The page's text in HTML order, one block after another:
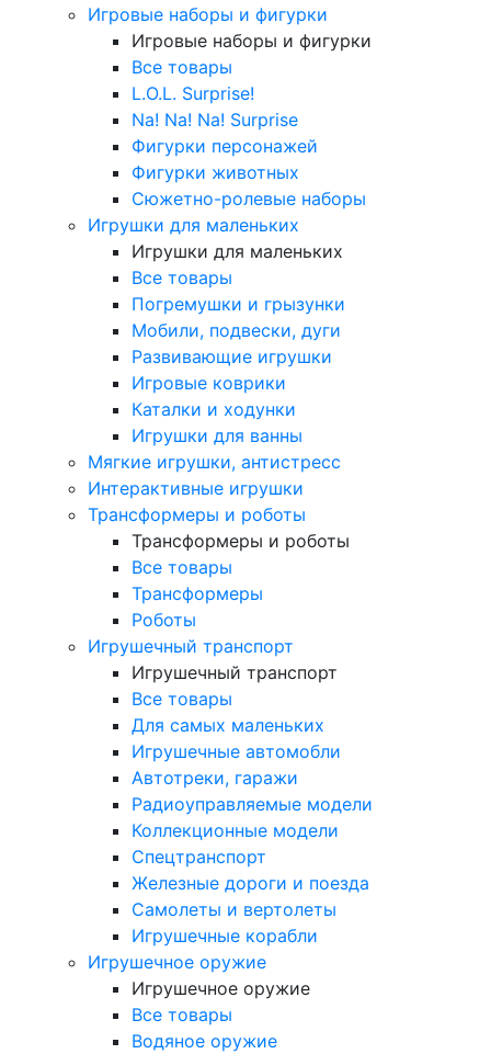
Игровые наборы и фигурки
Игровые наборы и фигурки
Все товары
L.O.L. Surprise!
Na! Na! Na! Surprise
Фигурки персонажей
Фигурки животных
Сюжетно-ролевые наборы
Игрушки для маленьких
Игрушки для маленьких
Все товары
Погремушки и грызунки
Мобили, подвески, дуги
Развивающие игрушки
Игровые коврики
Каталки и ходунки
Игрушки для ванны
Мягкие игрушки, антистресс
Интерактивные игрушки
Трансформеры и роботы
Трансформеры и роботы
Все товары
Трансформеры
Роботы
Игрушечный транспорт
Игрушечный транспорт
Все товары
Для самых маленьких
Игрушечные автомобли
Автотреки, гаражи
Радиоуправляемые модели
Коллекционные модели
Спецтранспорт
Железные дороги и поезда
Самолеты и вертолеты
Игрушечные корабли
Игрушечное оружие
Игрушечное оружие
Все товары
Водяное оружие